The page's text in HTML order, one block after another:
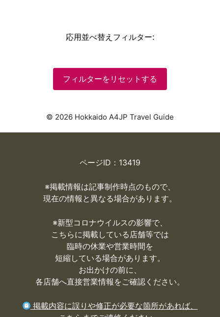
応用並べ替えフィルター:
フィルターをリセットする
© 2026 Hokkaido A4JP Travel Guide
ページID：13419
※掲載情報は記事制作時点のもので、
現在の情報と異なる場合があります。
※新型コロナウイルスの影響で、
こちらに掲載している店舗等では
臨時の休業や営業時間を
短縮している場合があります。
お出かけの前に、
各店舗へ直接営業情報をご確認ください。
掲載内容に誤りや修正が必要な箇所があれば、